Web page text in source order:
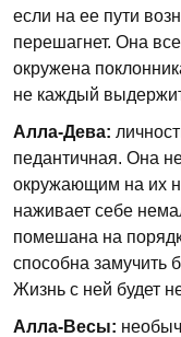
если на ее пути
перешагнет. Она
окружена
не каждый
Алла-Дева:
педантичная. Она
окружающим на их
наживает себе
помешана на
способна замучить
Жизнь с ней будет
Алла-Весы: